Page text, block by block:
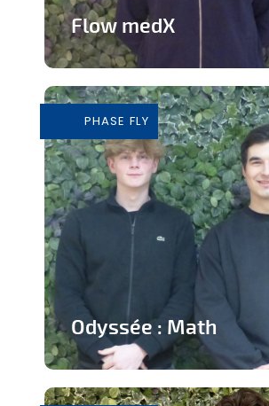
Flow medX
concours de médecine
En savoir plus
PHASE FLY
Odyssée : Math
apprendre les mathématiques